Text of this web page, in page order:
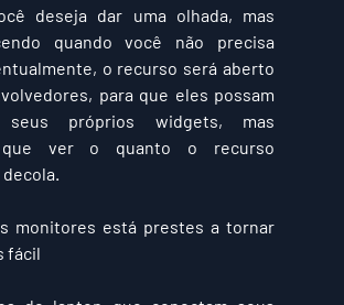
deseja dar uma olhada, mas
quando você não precisa
o recurso será aberto
para que eles possam
seus próprios widgets, mas
que ver o quanto o recurso
monitores está prestes a tornar
fácil